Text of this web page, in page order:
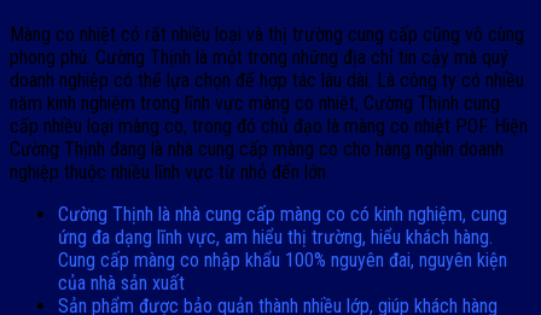
Màng co nhiệt có rất nhiều loại và thị trường cung cấp cũng vô cùng
phong phú. Cường Thịnh là một trong những địa chỉ tin cậy mà quý
doanh nghiệp có thể lựa chọn để hợp tác lâu dài. Là công ty có nhiều
năm kinh nghiệm trong lĩnh vực màng co nhiệt, Cường Thịnh cung
cấp nhiều loại màng co, trong đó chủ đạo là màng co nhiệt POF. Hiện
Cường Thịnh đang là nhà cung cấp màng co cho hàng nghìn doanh
nghiệp thuộc nhiều lĩnh vực từ nhỏ đến lớn.
Cường Thịnh là nhà cung cấp màng co có kinh nghiệm, cung
ứng đa dạng lĩnh vực, am hiểu thị trường, hiểu khách hàng.
Cung cấp màng co nhập khẩu 100% nguyên đai, nguyên kiện
của nhà sản xuất
Sản phẩm được bảo quản thành nhiều lớp, giúp khách hàng